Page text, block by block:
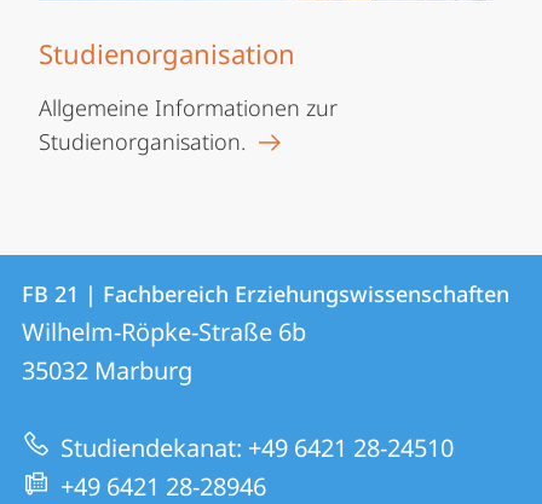
Studienorganisation
Allgemeine Informationen zur
Studienorganisation.
Kontakt
und
Informationen
zur
Website
Kontaktinformationen
FB
21
|
Fachbereich
Erziehungswissenschaften
FB 21 | Fachbereich Erziehungswissenschaften
Wilhelm-Röpke-Straße 6b
35032 Marburg
Studiendekanat: +49 6421 28-24510
+49 6421 28-28946